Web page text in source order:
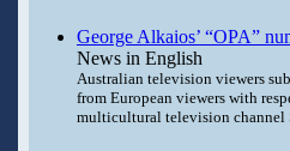
George Alkaios’ “OPA”
News in English
Australian television viewers
from European viewers with
multicultural television channel